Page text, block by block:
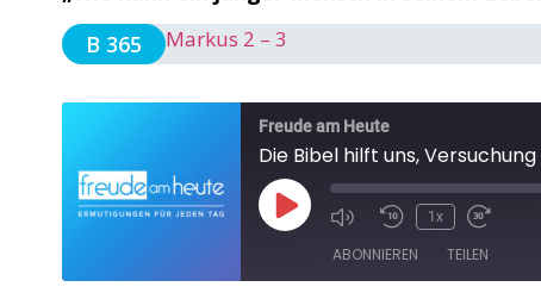
B 365
Markus 2 – 3
Freude am Heute
Die Bibel hilft uns,
1x
ABONNIEREN TEILEN